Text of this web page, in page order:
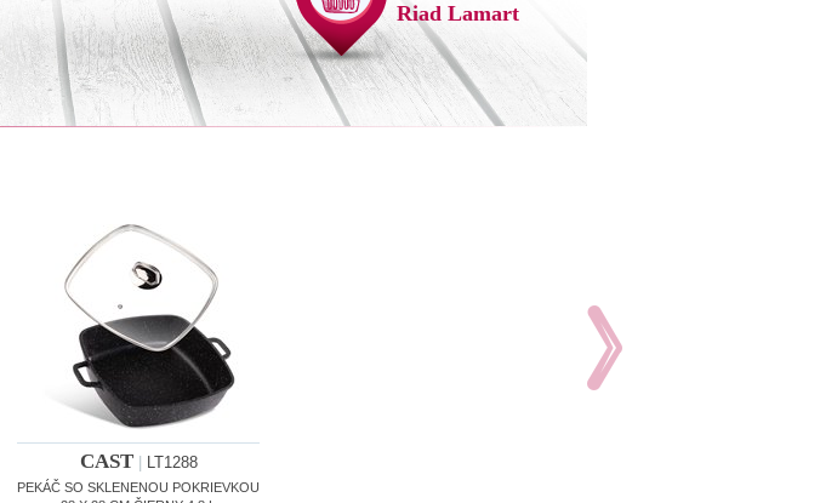
Riad Lamart
CAST LT1288
PEKÁČ SO SKLENENOU POKRIEVKOU